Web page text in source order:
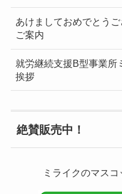
あけましておめでとう
ご案内
就労継続支援B型事業所
挨拶
絶賛販売中！
ミライクのマス